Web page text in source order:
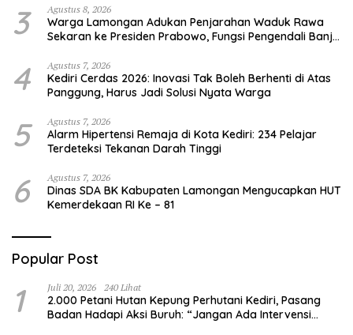
3 Agustus 8, 2026
Warga Lamongan Adukan Penjarahan Waduk Rawa
Sekaran ke Presiden Prabowo, Fungsi Pengendali Banjir
4 Agustus 7, 2026
Kediri Cerdas 2026: Inovasi Tak Boleh Berhenti di Atas
Panggung, Harus Jadi Solusi Nyata Warga
5 Agustus 7, 2026
Alarm Hipertensi Remaja di Kota Kediri: 234 Pelajar
Terdeteksi Tekanan Darah Tinggi
6 Agustus 7, 2026
Dinas SDA BK Kabupaten Lamongan Mengucapkan HUT
Kemerdekaan RI Ke – 81
Popular Post
1 Juli 20, 2026 240 Lihat
2.000 Petani Hutan Kepung Perhutani Kediri, Pasang
Badan Hadapi Aksi Buruh: “Jangan Ada Intervensi